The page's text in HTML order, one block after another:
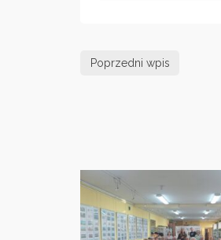
Poprzedni wpis